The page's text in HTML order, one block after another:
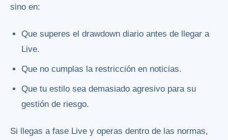
sino en:
Que superes el drawdown diario antes de llegar a
Live.
Que no cumplas la restricción en noticias.
Que tu estilo sea demasiado agresivo para su
gestión de riesgo.
Si llegas a fase Live y operas dentro de las normas,